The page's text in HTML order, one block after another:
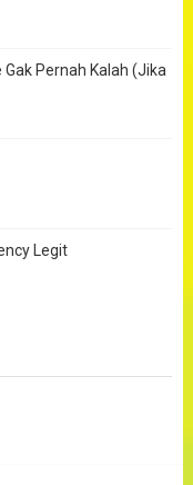
Pernah Kalah (Jika
Legit